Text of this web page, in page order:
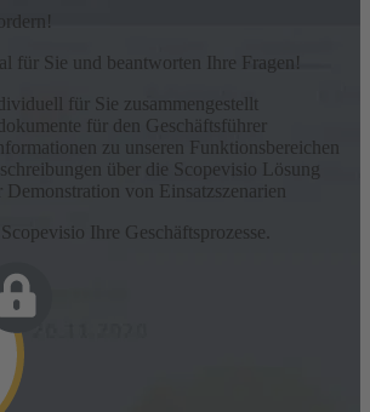
für Sie und beantworten Ihre Fragen!
für Sie zusammengestellt
für den Geschäftsführer
zu unseren Funktionsbereichen
über die Scopevisio Lösung
Demonstration von Einsatzszenarien
Ihre Geschäftsprozesse.